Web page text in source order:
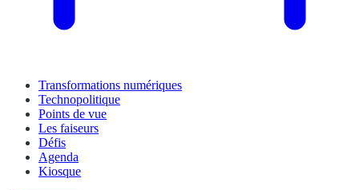
Transformations numériques
Technopolitique
Points de vue
Les faiseurs
Défis
Agenda
Kiosque